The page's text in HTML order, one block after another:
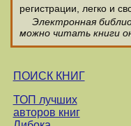
регистрации, легко и
Электронная
можно читать книги
ПОИСК КНИГ
ТОП лучших
авторов книг